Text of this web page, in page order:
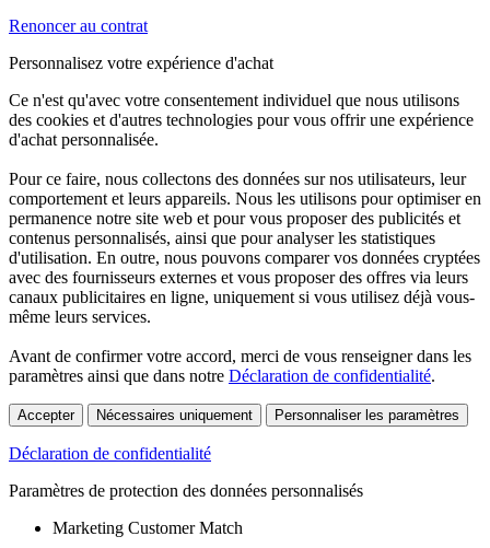
Renoncer au contrat
Personnalisez votre expérience d'achat
Ce n'est qu'avec votre consentement individuel que nous utilisons
des cookies et d'autres technologies pour vous offrir une expérience
d'achat personnalisée.
Pour ce faire, nous collectons des données sur nos utilisateurs, leur
comportement et leurs appareils. Nous les utilisons pour optimiser en
permanence notre site web et pour vous proposer des publicités et
contenus personnalisés, ainsi que pour analyser les statistiques
d'utilisation. En outre, nous pouvons comparer vos données cryptées
avec des fournisseurs externes et vous proposer des offres via leurs
canaux publicitaires en ligne, uniquement si vous utilisez déjà vous-
même leurs services.
Avant de confirmer votre accord, merci de vous renseigner dans les
paramètres ainsi que dans notre Déclaration de confidentialité.
Accepter Nécessaires uniquement Personnaliser les paramètres
Déclaration de confidentialité
Paramètres de protection des données personnalisés
Marketing Customer Match